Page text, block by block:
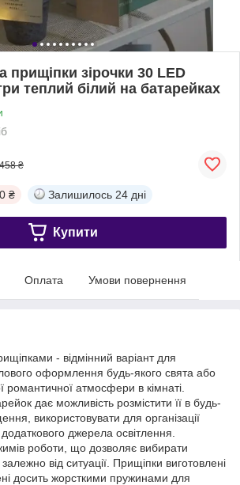
прищіпки зірочки 30 LED
теплий білий на батарейках
458 ₴
₴ Залишилось 24 дні
Купити
Оплата Умови повернення
- відмінний варіант для
оформлення будь-якого свята або
романтичної атмосфери в кімнаті.
дає можливість розмістити її в будь-
використовувати для організації
джерела освітлення.
роботи, що дозволяє вибирати
від ситуації. Прищіпки виготовлені
досить жорсткими пружинами для